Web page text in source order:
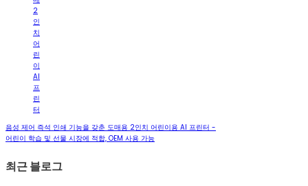
2
인
치
어
린
이
AI
프
린
터
음성 제어 즉석 인쇄 기능을 갖춘 도매용 2인치 어린이용 AI 프린터 -
어린이 학습 및 선물 시장에 적합, OEM 사용 가능
최근 블로그